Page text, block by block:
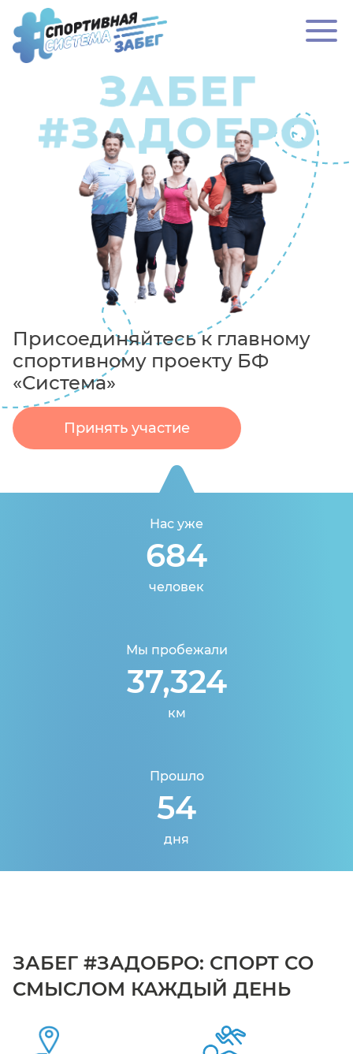
Присоединяйтесь к главному
спортивному проекту БФ
«Система»
Принять участие
Нас уже
684
человек
Мы пробежали
37,324
км
Прошло
54
дня
ЗАБЕГ #ЗАДОБРО: СПОРТ СО
СМЫСЛОМ КАЖДЫЙ ДЕНЬ